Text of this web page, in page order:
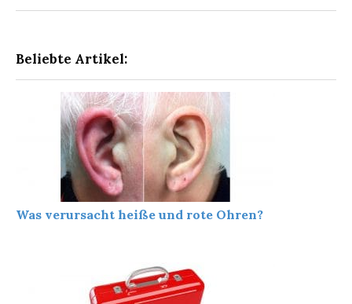
Beliebte Artikel:
Was verursacht heiße und rote Ohren?